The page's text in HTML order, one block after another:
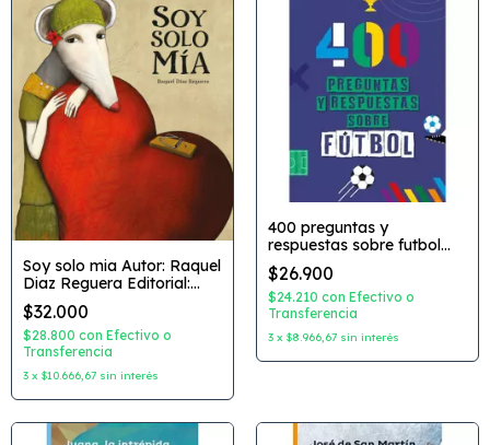
Soy solo mia Autor: Raquel
Diaz Reguera Editorial:
NubeOcho
$32.000
$28.800 con Efectivo o
Transferencia
3 x $10.666,67 sin interés
400 preguntas y
respuestas sobre futbol
Editorial: Ateneo
$26.900
$24.210 con Efectivo o
Transferencia
3 x $8.966,67 sin interés